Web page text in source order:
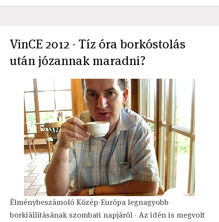
VinCE 2012 - Tíz óra borkóstolás
után józannak maradni?
Élménybeszámoló Közép-Európa legnagyobb
borkiállításának szombati napjáról - Az idén is megvolt